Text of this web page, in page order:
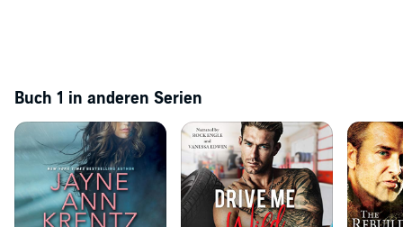
Buch 1 in anderen Serien